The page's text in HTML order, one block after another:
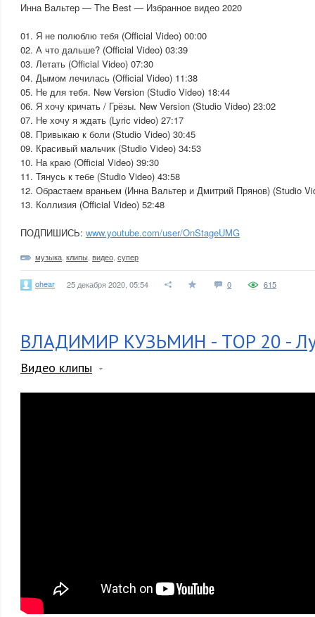
Инна Вальтер — The Best — Избранное видео 2020
01. Я не полюблю тебя (Official Video) 00:00
02. А что дальше? (Official Video) 03:39
03. Летать (Official Video) 07:30
04. Дымом лечилась (Official Video) 11:38
05. Не для тебя. New Version (Studio Video) 18:44
06. Я хочу кричать / Грёзы. New Version (Studio Video) 23:02
07. Не хочу я ждать (Lyric video) 27:17
08. Привыкаю к боли (Studio Video) 30:45
09. Красивый мальчик (Studio Video) 34:53
10. На краю (Official Video) 39:30
11. Тянусь к тебе (Studio Video) 43:58
12. Обрастаем враньем (Инна Вальтер и Дмитрий Прянов) (Studio
13. Коллизия (Official Video) 52:48
ПОДПИШИСЬ: www.youtube.com/user/OnStageUMG
музыка клипы видео супер
ohear 25 декабря 2020, 05:54 0 615
ВЛАДИМИР КУЗЬМИН - TOP 20 -
Видео клипы